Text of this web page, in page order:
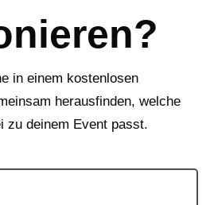
in einem kostenlosen
herausfinden, welche
zu deinem Event passt.